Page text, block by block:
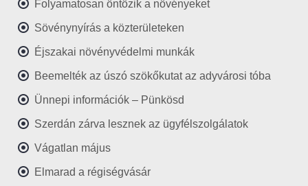
Folyamatosan öntözik a növényeket
Sövénynyírás a közterületeken
Éjszakai növényvédelmi munkák
Beemelték az úszó szökőkutat az adyvárosi tóba
Ünnepi információk – Pünkösd
Szerdán zárva lesznek az ügyfélszolgálatok
Vágatlan május
Elmarad a régiségvásár